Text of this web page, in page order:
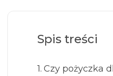
Spis treści
Czy pożyczka